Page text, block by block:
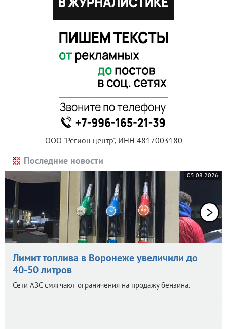
ООО "Регион центр", ИНН 4817003180
Последние новости
05.08.2026
Лимит топлива в Воронеже увеличили до
40-50 литров
Сети АЗС смягчают ограничения на продажу бензина.